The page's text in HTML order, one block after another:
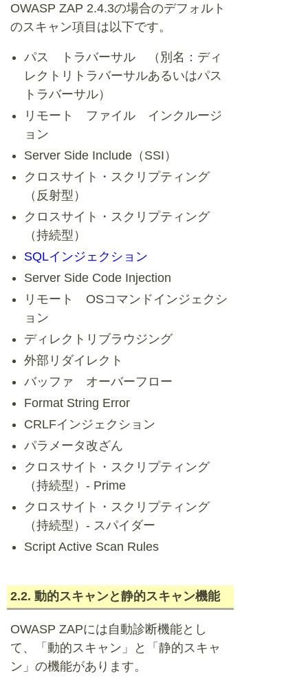
OWASP ZAP 2.4.3の場合のデフォルト
のスキャン項目は以下です。
パス トラバーサル （別名：ディ
レクトリトラバーサルあるいはパス
トラバーサル）
リモート ファイル インクルージ
ョン
Server Side Include（SSI）
クロスサイト・スクリプティング
（反射型）
クロスサイト・スクリプティング
（持続型）
SQLインジェクション
Server Side Code Injection
リモート OSコマンドインジェクシ
ョン
ディレクトリブラウジング
外部リダイレクト
バッファ オーバーフロー
Format String Error
CRLFインジェクション
パラメータ改ざん
クロスサイト・スクリプティング
（持続型）- Prime
クロスサイト・スクリプティング
（持続型）- スパイダー
Script Active Scan Rules
2.2. 動的スキャンと静的スキャン機能
OWASP ZAPには自動診断機能とし
て、「動的スキャン」と「静的スキャ
ン」の機能があります。